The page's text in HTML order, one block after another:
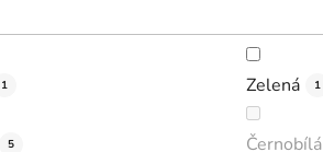
1 Zelená 1
5 Černobílá